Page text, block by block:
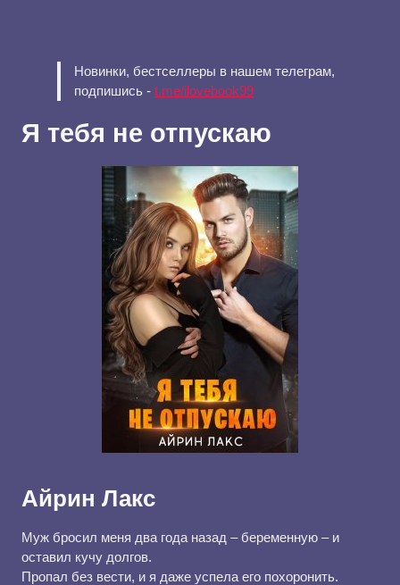
Новинки, бестселлеры в нашем телеграм,
подпишись - t.me/ilovebook99
Я тебя не отпускаю
Айрин Лакс
Муж бросил меня два года назад – беременную – и
оставил кучу долгов.
Пропал без вести, и я даже успела его похоронить.